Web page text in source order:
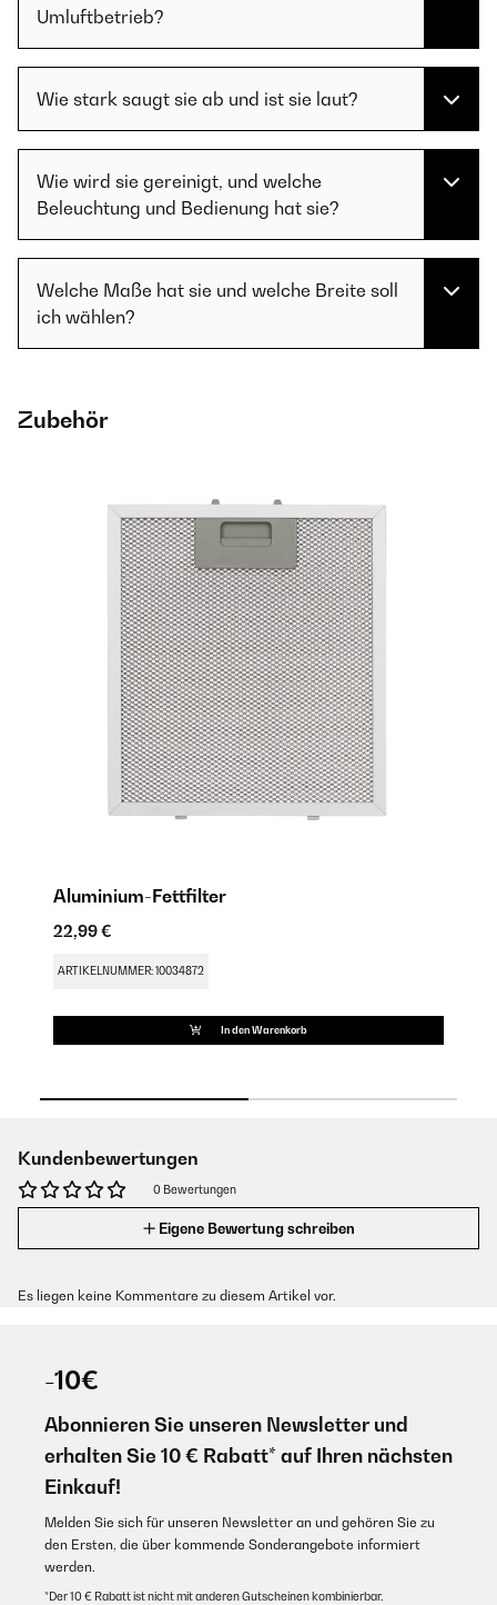
Umluftbetrieb?
Wie stark saugt sie ab und ist sie laut?
Wie wird sie gereinigt, und welche
Beleuchtung und Bedienung hat sie?
Welche Maße hat sie und welche Breite soll
ich wählen?
Zubehör
Aluminium-Fettfilter
22,99 €
ARTIKELNUMMER: 10034872
In den Warenkorb
Kundenbewertungen
0 Bewertungen
Eigene Bewertung schreiben
Es liegen keine Kommentare zu diesem Artikel vor.
-10€
Abonnieren Sie unseren Newsletter und
erhalten Sie 10 € Rabatt* auf Ihren nächsten
Einkauf!
Melden Sie sich für unseren Newsletter an und gehören Sie zu
den Ersten, die über kommende Sonderangebote informiert
werden.
*Der 10 € Rabatt ist nicht mit anderen Gutscheinen kombinierbar.